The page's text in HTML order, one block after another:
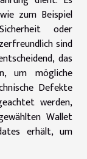
zum Beispiel
oder
sind
das
um mögliche
Defekte
werden,
Wallet
erhält, um